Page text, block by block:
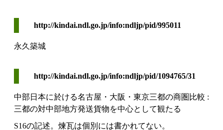
http://kindai.ndl.go.jp/info:ndljp/pid/995011
永久築城
http://kindai.ndl.go.jp/info:ndljp/pid/1094765/31
中部日本に於ける名古屋・大阪・東京三都の商圏比較 :
三都の対中部地方発送貨物を中心として観たる
S16の記述。煉瓦は個別には書かれてない。